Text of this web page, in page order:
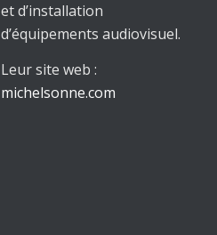
et d’installation
d’équipements audiovisuel.
Leur site web :
michelsonne.com